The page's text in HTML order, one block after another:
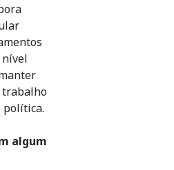
trabalho
política.
algum